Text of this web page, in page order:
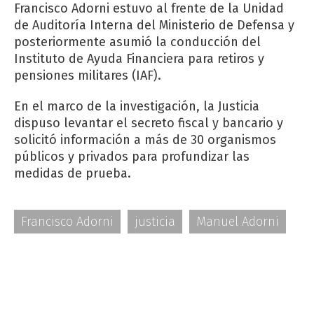
Francisco Adorni estuvo al frente de la Unidad
de Auditoría Interna del Ministerio de Defensa y
posteriormente asumió la conducción del
Instituto de Ayuda Financiera para retiros y
pensiones militares (IAF).
En el marco de la investigación, la Justicia
dispuso levantar el secreto fiscal y bancario y
solicitó información a más de 30 organismos
públicos y privados para profundizar las
medidas de prueba.
Francisco Adorni justicia Manuel Adorni